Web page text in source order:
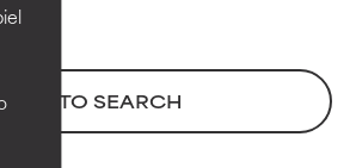
TO SEARCH
sobresaliente con
reales para la piel. Su
sobresaliente con
reales para la piel. Su